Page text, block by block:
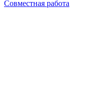
Совместная работа